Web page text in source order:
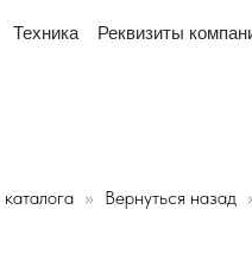
Реквизиты компании
склад рядом "Мы
Вернуться назад